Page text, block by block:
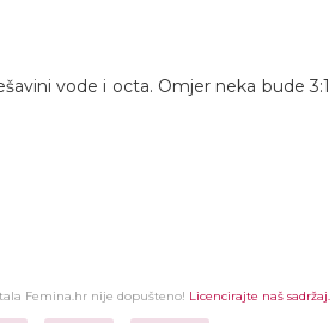
vode i octa. Omjer neka bude 3:1
Femina.hr nije dopušteno! Licencirajte naš sadržaj.